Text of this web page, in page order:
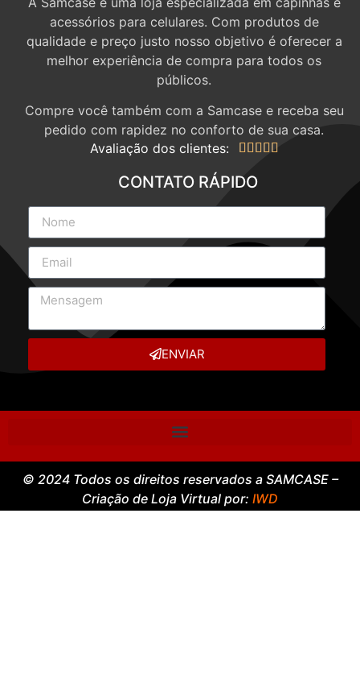
acessórios para celulares. Com produtos de
qualidade e preço justo nosso objetivo é oferecer a
melhor experiência de compra para todos os
públicos.
Compre você também com a Samcase e receba seu
pedido com rapidez no conforto de sua casa.
Avaliação dos clientes:
    
CONTATO RÁPIDO
ENVIAR
© 2024 Todos os direitos reservados a SAMCASE –
Criação de Loja Virtual por: IWD